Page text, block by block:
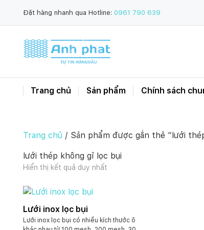
Đặt hàng nhanh qua Hotline: 0961 790 639
Trang chủ Sản phẩm Chính sách
Trang chủ / Sản phẩm được gắn thẻ “lưới
lưới thép không gỉ lọc bụi
Hiển thị kết quả duy nhất
Lưới inox lọc bụi
Lưới inox lọc bụi có nhiều kích thước ô